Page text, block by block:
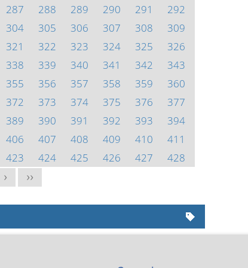
287 288 289 290 291
292
304 305 306 307 308
309
321 322 323 324 325
326
338 339 340 341 342
343
355 356 357 358 359
360
372 373 374 375 376
377
389 390 391 392 393
394
406 407 408 409 410
411
423 424 425 426 427
428
> >>